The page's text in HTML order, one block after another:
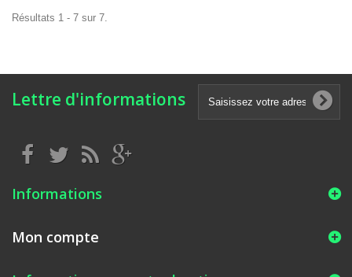
Résultats 1 - 7 sur 7.
Lettre d'informations
Informations
Mon compte